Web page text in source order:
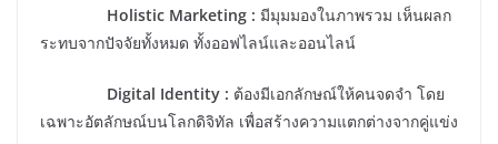
Holistic Marketing : มีมุมมองในภาพรวม เห็นผลก
ระทบจากปัจจัยทั้งหมด ทั้งออฟไลน์และออนไลน์
Digital Identity : ต้องมีเอกลักษณ์ให้คนจดจำ โดย
เฉพาะอัตลักษณ์บนโลกดิจิทัล เพื่อสร้างความแตกต่างจากคู่แข่ง